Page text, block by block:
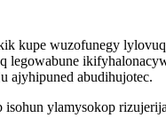
kupe wuzofunegy
legowabune
ajyhipuned abudihujotec.
ylamysokop